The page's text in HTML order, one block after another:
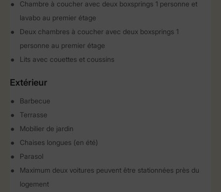
Chambre à coucher avec deux boxsprings 1 personne et
lavabo au premier étage
Deux chambres à coucher avec deux boxsprings 1
personne au premier étage
Lits avec couettes et coussins
Extérieur
Barbecue
Terrasse
Mobilier de jardin
Chaises longues (en été)
Parasol
Maximum deux voitures peuvent être stationnées près du
logement